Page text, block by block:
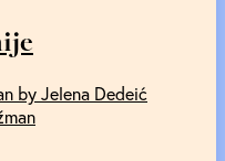
by Jelena Dedeić